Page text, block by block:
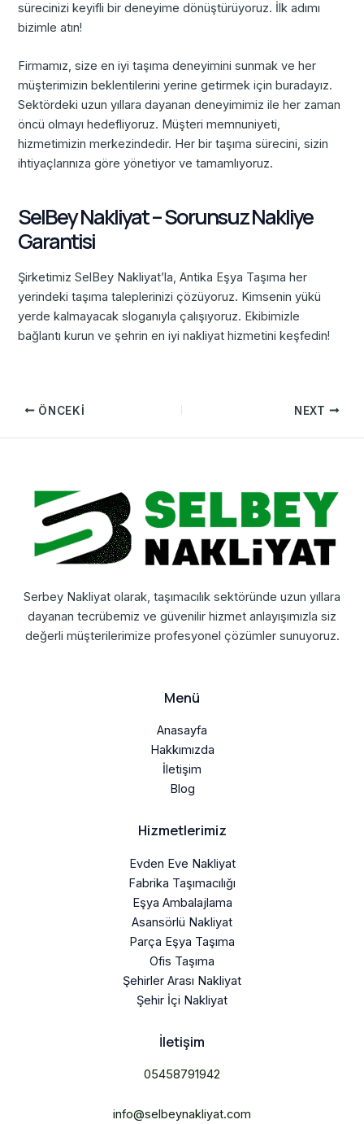
sürecinizi keyifli bir deneyime dönüştürüyoruz. İlk adımı
bizimle atın!
Firmamız, size en iyi taşıma deneyimini sunmak ve her
müşterimizin beklentilerini yerine getirmek için buradayız.
Sektördeki uzun yıllara dayanan deneyimimiz ile her zaman
öncü olmayı hedefliyoruz. Müşteri memnuniyeti,
hizmetimizin merkezindedir. Her bir taşıma sürecini, sizin
ihtiyaçlarınıza göre yönetiyor ve tamamlıyoruz.
SelBey Nakliyat – Sorunsuz Nakliye
Garantisi
Şirketimiz SelBey Nakliyat’la, Antika Eşya Taşıma her
yerindeki taşıma taleplerinizi çözüyoruz. Kimsenin yükü
yerde kalmayacak sloganıyla çalışıyoruz. Ekibimizle
bağlantı kurun ve şehrin en iyi nakliyat hizmetini keşfedin!
ÖNCEKI NEXT
Serbey Nakliyat olarak, taşımacılık sektöründe uzun yıllara
dayanan tecrübemiz ve güvenilir hizmet anlayışımızla siz
değerli müşterilerimize profesyonel çözümler sunuyoruz.
Menü
Anasayfa
Hakkımızda
İletişim
Blog
Hizmetlerimiz
Evden Eve Nakliyat
Fabrika Taşımacılığı
Eşya Ambalajlama
Asansörlü Nakliyat
Parça Eşya Taşıma
Ofis Taşıma
Şehirler Arası Nakliyat
Şehir İçi Nakliyat
İletişim
05458791942
info@selbeynakliyat.com